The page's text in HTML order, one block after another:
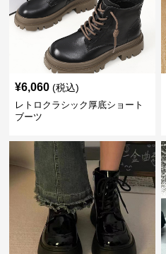
¥6,060 (税込)
レトロクラシック厚底ショート
ブーツ